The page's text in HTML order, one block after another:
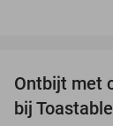
Ontbijt met
bij